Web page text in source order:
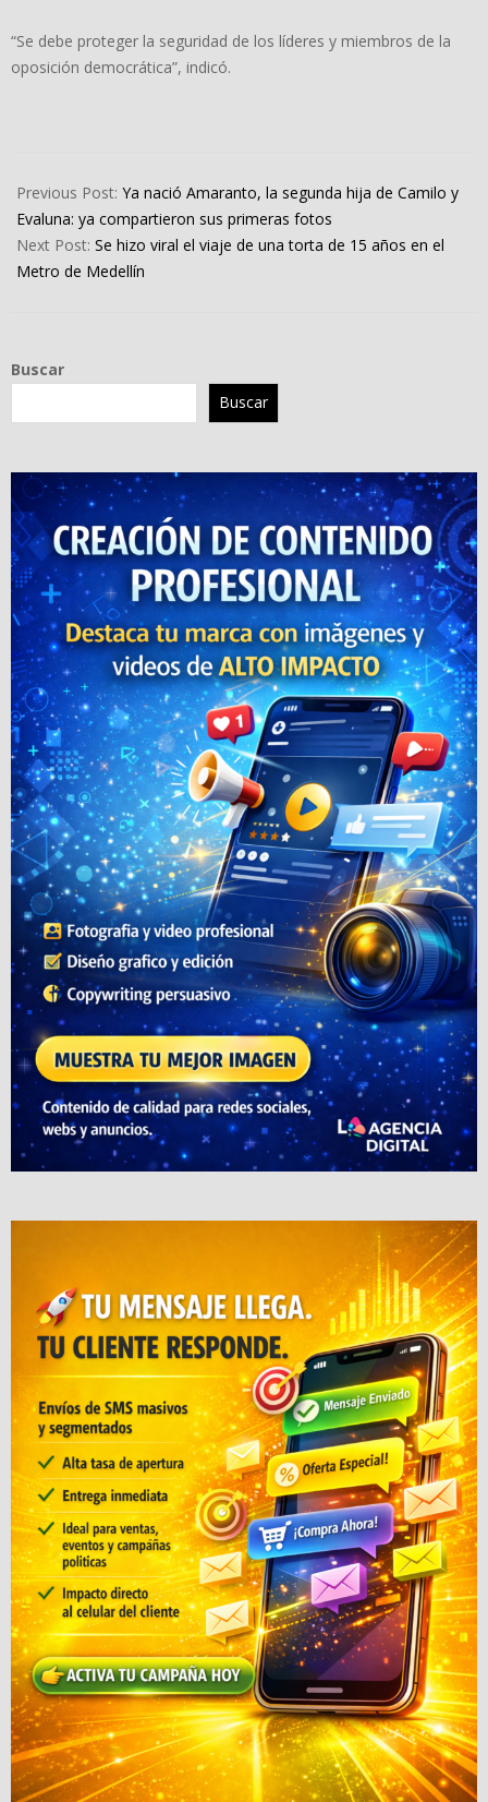
“Se debe proteger la seguridad de los líderes y miembros de la
oposición democrática”, indicó.
08-
03
Previous Post: Ya nació Amaranto, la segunda hija de Camilo y
Evaluna: ya compartieron sus primeras fotos
Next Post: Se hizo viral el viaje de una torta de 15 años en el
Metro de Medellín
Buscar
Buscar